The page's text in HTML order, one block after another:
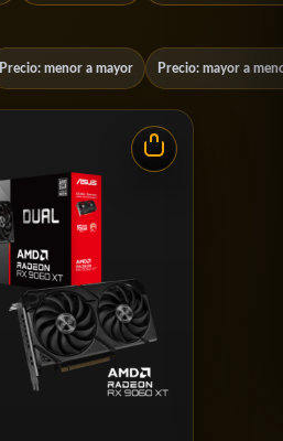
Precio: menor a mayor Precio: mayor a